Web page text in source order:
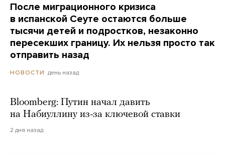
После миграционного кризиса
в испанской Сеуте остаются больше
тысячи детей и подростков, незаконно
пересекших границу. Их нельзя просто так
отправить назад
НОВОСТИ день назад
Bloomberg: Путин начал давить
на Набиуллину из-за ключевой ставки
2 дня назад